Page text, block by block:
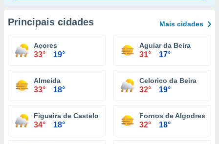
Principais cidades Mais cidades
Açores
33° 19°
Aguiar da Beira
31° 17°
Almeida
33° 18°
Celorico da Beira
32° 19°
Figueira de Castelo Rodrigo
34° 18°
Fornos de Algodres
32° 18°